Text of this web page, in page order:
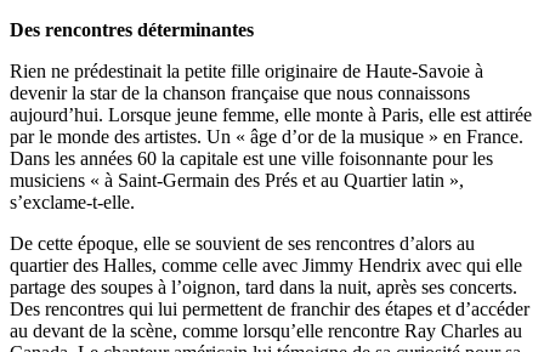
Des rencontres déterminantes
Rien ne prédestinait la petite fille originaire de Haute-Savoie à
devenir la star de la chanson française que nous connaissons
aujourd’hui. Lorsque jeune femme, elle monte à Paris, elle est attirée
par le monde des artistes. Un « âge d’or de la musique » en France.
Dans les années 60 la capitale est une ville foisonnante pour les
musiciens « à Saint-Germain des Prés et au Quartier latin »,
s’exclame-t-elle.
De cette époque, elle se souvient de ses rencontres d’alors au
quartier des Halles, comme celle avec Jimmy Hendrix avec qui elle
partage des soupes à l’oignon, tard dans la nuit, après ses concerts.
Des rencontres qui lui permettent de franchir des étapes et d’accéder
au devant de la scène, comme lorsqu’elle rencontre Ray Charles au